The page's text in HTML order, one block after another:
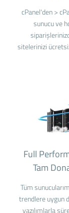
cPanel'den >
sunucu ve
sitelerinizi
Full
Tam
Tüm
trendlere uygun
yazılımlarla